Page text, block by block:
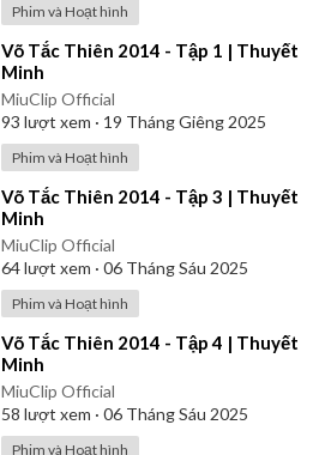
Phim và Hoạt hình
⁣Võ Tắc Thiên 2014 - Tập 1 | Thuyết
Minh
MiuClip Official
93 lượt xem · 19 Tháng Giêng 2025
Phim và Hoạt hình
⁣Võ Tắc Thiên 2014 - Tập 3 | Thuyết
Minh
MiuClip Official
64lượt xem · 06 Tháng Sáu 2025
Phim và Hoạt hình
⁣Võ Tắc Thiên 2014 - Tập 4 | Thuyết
Minh
MiuClip Official
58 lượt xem · 06 Tháng Sáu 2025
Phim và Hoạt hình